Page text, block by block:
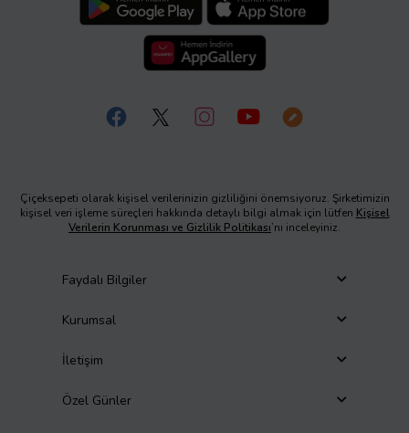
Çiçeksepeti olarak kişisel verilerinizin gizliliğini önemsiyoruz. Şirketimizin
kişisel veri işleme süreçleri hakkında detaylı bilgi almak için lütfen Kişisel
Verilerin Korunması ve Gizlilik Politikası’nı inceleyiniz.
Faydalı Bilgiler
Kurumsal
İletişim
Özel Günler